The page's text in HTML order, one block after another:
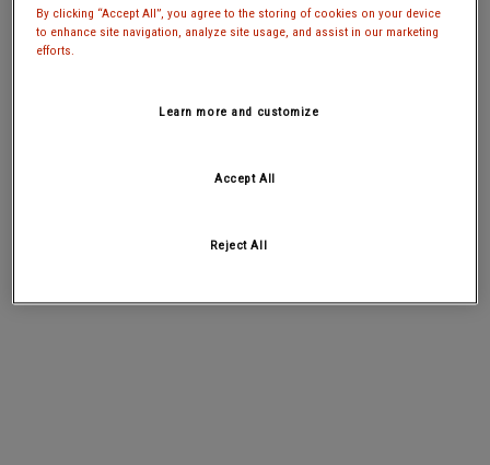
By clicking “Accept All”, you agree to the storing of cookies on your device
to enhance site navigation, analyze site usage, and assist in our marketing
efforts.
Learn more and customize
Reject All
Accept All